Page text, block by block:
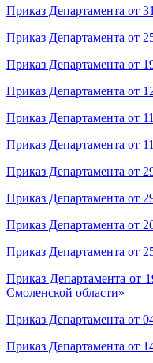
Приказ Департамента от
Приказ Департамента от
Приказ Департамента от
Приказ Департамента от
Приказ Департамента от
Приказ Департамента от
Приказ Департамента от
Приказ Департамента от
Приказ Департамента от
Приказ Департамента от
Приказ Департамента от
Смоленской области»
Приказ Департамента от
Приказ Департамента от